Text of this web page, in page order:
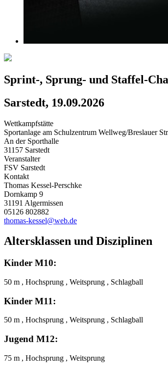
Sprint-, Sprung- und Staffel-
Sarstedt, 19.09.2026
Wettkampfstätte
Sportanlage am Schulzentrum Wellweg/Breslauer
An der Sporthalle
31157 Sarstedt
Veranstalter
FSV Sarstedt
Kontakt
Thomas Kessel-Perschke
Dornkamp 9
31191 Algermissen
05126 802882
thomas-kessel@web.de
Altersklassen und Disziplinen
Kinder M10:
50 m , Hochsprung , Weitsprung , Schlagball
Kinder M11:
50 m , Hochsprung , Weitsprung , Schlagball
Jugend M12:
75 m , Hochsprung , Weitsprung